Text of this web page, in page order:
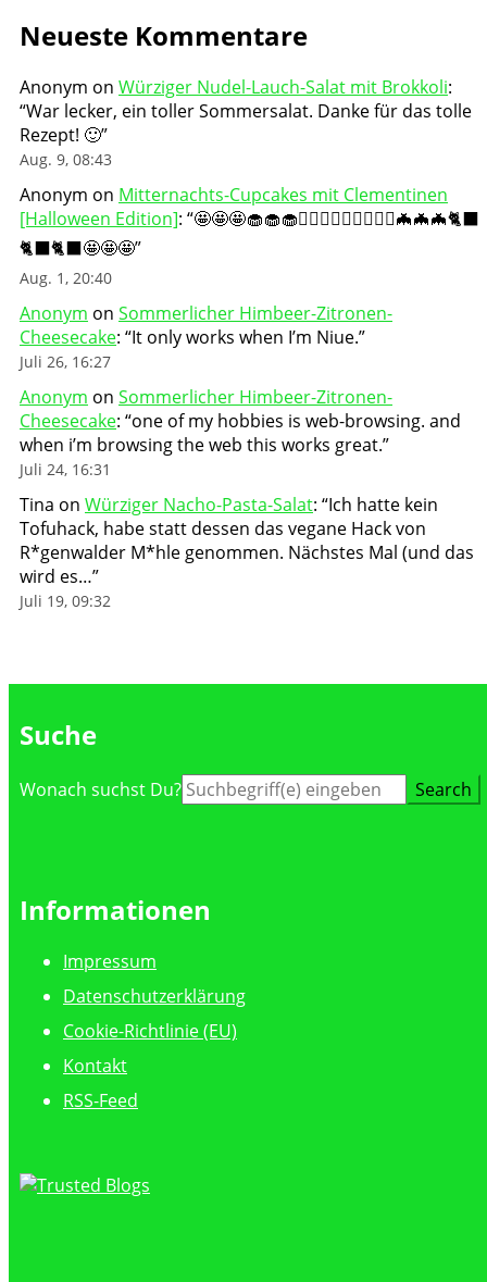
Neueste Kommentare
Anonym on Würziger Nudel-Lauch-Salat mit Brokkoli:
“War lecker, ein toller Sommersalat. Danke für das tolle
Rezept! 🙂”
Aug. 9, 08:43
Anonym on Mitternachts-Cupcakes mit Clementinen
[Halloween Edition]: “🤩🤩🤩🧁🧁🧁🧛🏻‍♀️🧛🏻‍♀️🧛🏻‍♀️🦇🦇🦇🐈‍⬛
🐈‍⬛🐈‍⬛🤩🤩🤩”
Aug. 1, 20:40
Anonym on Sommerlicher Himbeer-Zitronen-
Cheesecake: “It only works when I’m Niue.”
Juli 26, 16:27
Anonym on Sommerlicher Himbeer-Zitronen-
Cheesecake: “one of my hobbies is web-browsing. and
when i’m browsing the web this works great.”
Juli 24, 16:31
Tina on Würziger Nacho-Pasta-Salat: “Ich hatte kein
Tofuhack, habe statt dessen das vegane Hack von
R*genwalder M*hle genommen. Nächstes Mal (und das
wird es…”
Juli 19, 09:32
Suche
Suche
Wonach suchst Du?
Informationen
Impressum
Datenschutzerklärung
Cookie-Richtlinie (EU)
Kontakt
RSS-Feed